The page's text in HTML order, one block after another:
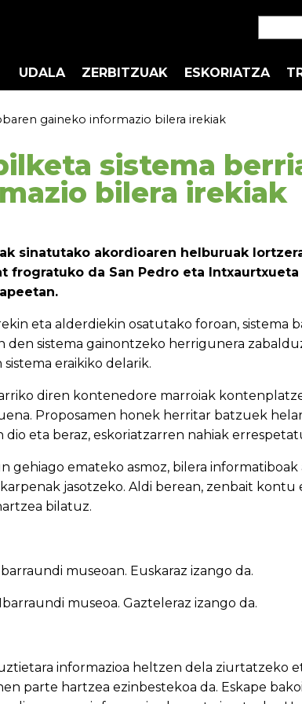
UDALA ZERBITZUAK ESKORIATZA
gaineko informazio bilera irekiak
sistema
bilera irekiak
sinatutako akordioaren helburuak
frogratuko da San Pedro eta Intxaurtxueta
eta alderdiekin osatutako foroan, sistema
den sistema gainontzeko herrigunera
eraikiko delarik.
diren kontenedore marroiak
Proposamen honek herritar batzuek
eta beraz, eskoriatzarren nahiak
gehiago emateko asmoz, bilera informatiboak
jasotzeko. Aldi berean, zenbait kontu
bilatuz.
museoan. Euskaraz izango da.
museoa. Gazteleraz izango da.
informazioa heltzen dela ziurtatzeko
parte hartzea ezinbestekoa da. Eskape